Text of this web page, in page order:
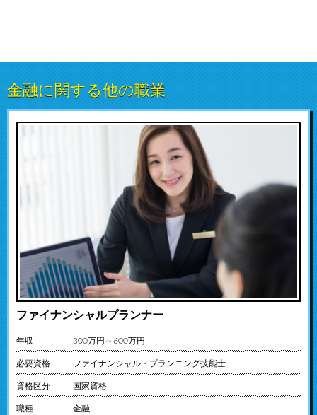
金融に関する他の職業
ファイナンシャルプランナー
年収 300万円～600万円
必要資格 ファイナンシャル・プランニング技能士
資格区分 国家資格
職種 金融